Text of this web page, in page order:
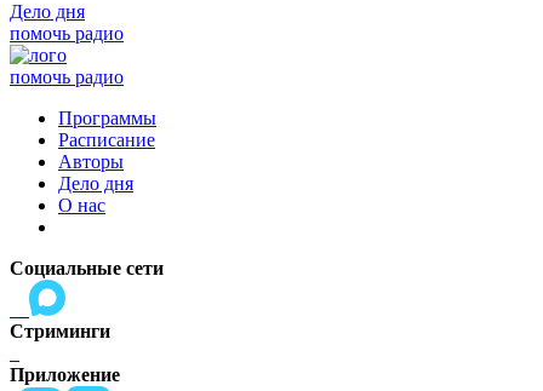
Дело дня
помочь радио
помочь радио
Программы
Расписание
Авторы
Дело дня
О нас
Социальные сети
Стриминги
Приложение